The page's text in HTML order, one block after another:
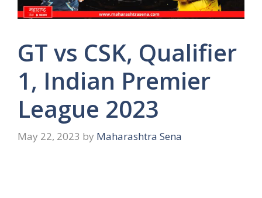
GT vs CSK, Qualifier
1, Indian Premier
League 2023
May 22, 2023 by Maharashtra Sena